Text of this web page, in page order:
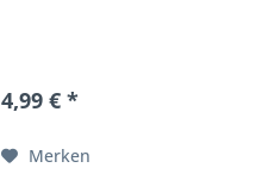
4,99 € *
Merken